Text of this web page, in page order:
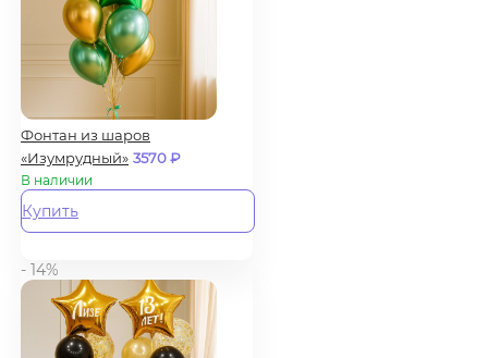
Фонтан из шаров
«Изумрудный» 3570₽
В наличии
Купить
- 14%